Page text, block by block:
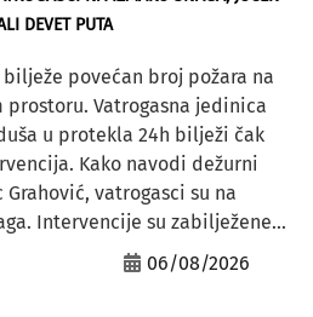
DEVET PUTA
bilježe povećan broj požara na
prostoru. Vatrogasna jedinica
u protekla 24h bilježi čak
Kako navodi dežurni
Grahović, vatrogasci su na
Intervencije su zabilježene...
06/08/2026